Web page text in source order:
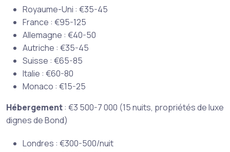
Royaume-Uni : €35-45
France : €95-125
Allemagne : €40-50
Autriche : €35-45
Suisse : €65-85
Italie : €60-80
Monaco : €15-25
Hébergement: €3 500-7 000 (15 nuits, propriétés de luxe
dignes de Bond)
Londres : €300-500/nuit